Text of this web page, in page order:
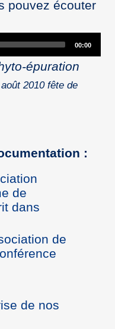
pouvez écouter
00:00
épuration
2010 fête de
:
de
dans
de
de nos